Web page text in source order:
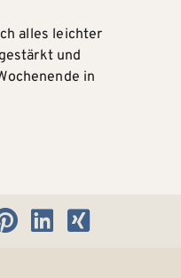
alles leichter
und
in